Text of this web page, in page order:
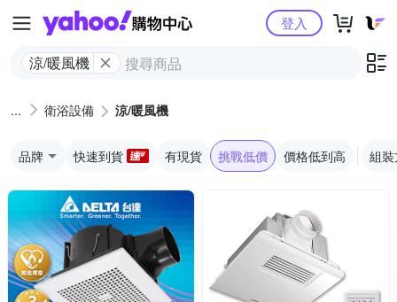
Yahoo購物中心
涼/暖風機
登入
衛浴設備 涼/暖風機
品牌 快速到貨 有現貨 挑戰低價 價格低到高 組